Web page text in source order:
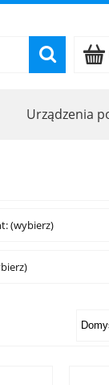
Urządzenia
(wybierz)